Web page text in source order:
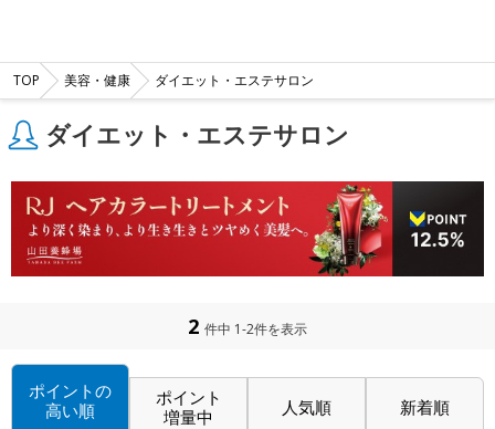
TOP 美容・健康 ダイエット・エステサロン
ダイエット・エステサロン
2 件中 1-2件を表示
ポイントの
高い順
ポイント
増量中
人気順 新着順